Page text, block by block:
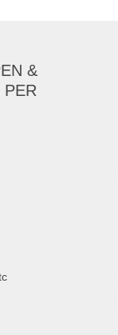
&
PER